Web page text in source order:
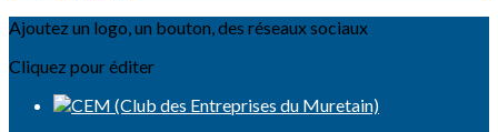
Ajoutez un logo, un bouton, des réseaux sociaux
Cliquez pour éditer